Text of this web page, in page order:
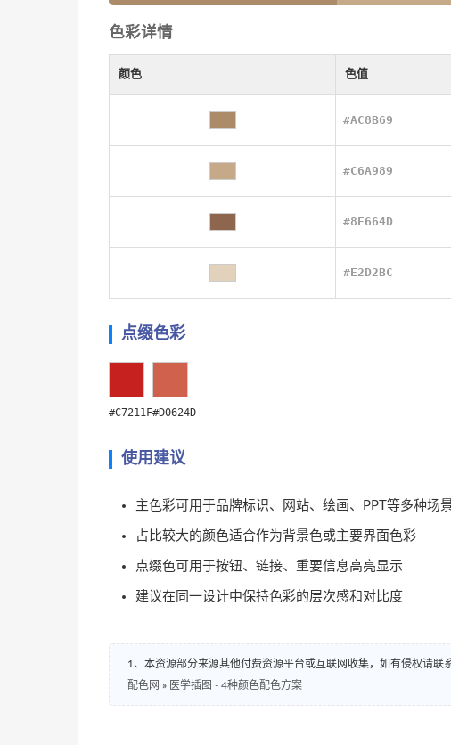
色彩详情
颜色 色值
#AC8B69
#C6A989
#8E664D
#E2D2BC
点缀色彩
#C7211F#D0624D
使用建议
主色彩可用于品牌标识、网站、绘画、PPT等多种场
占比较大的颜色适合作为背景色或主要界面色彩
点缀色可用于按钮、链接、重要信息高亮显示
建议在同一设计中保持色彩的层次感和对比度
1、本资源部分来源其他付费资源平台或互联网收集，如有侵权请联
配色网 » 医学插图 - 4种颜色配色方案